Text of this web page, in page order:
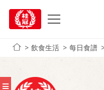
飲食生活 每日食譜